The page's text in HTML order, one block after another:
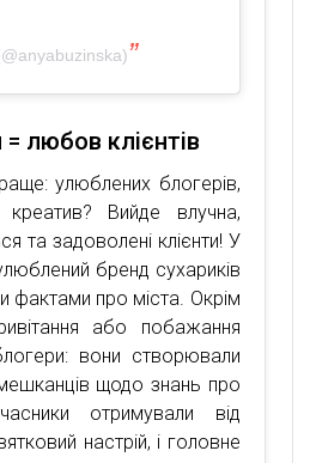
любов клієнтів
улюблених блогерів,
Вийде влучна,
та задоволені клієнти! У
бренд сухариків
фактами про міста. Окрім
або побажання
вони створювали
щодо знань про
отримували від
настрій, і головне